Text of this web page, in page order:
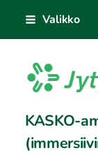
sisältöön
Valikko
KASKO-